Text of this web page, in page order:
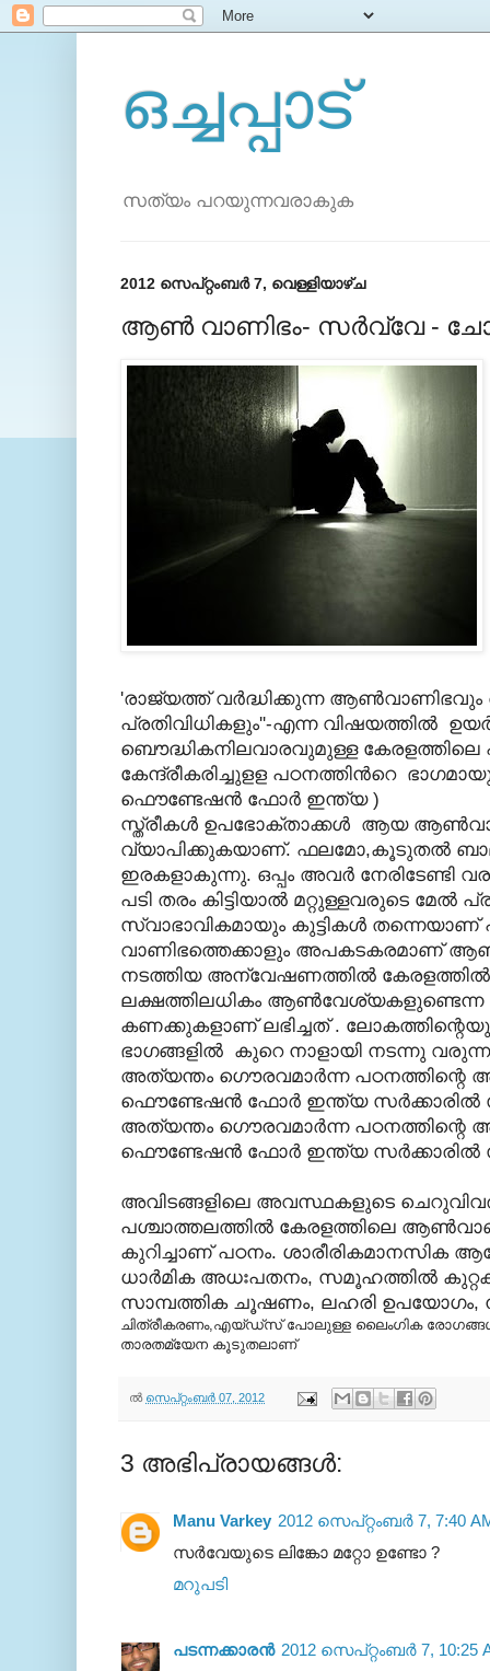
ഒച്ചപ്പാട്
സത്യം പറയുന്നവരാകുക
2012 സെപ്റ്റംബർ 7, വെള്ളിയാഴ്‌ച
ആണ്‍ വാണിഭം- സര്‍വ്വേ -
'രാജ്യത്ത് വര്‍ദ്ധിക്കുന്ന
പ്രതിവിധികളും''-എന്ന വിഷയത്തില്‍
ബൌദ്ധികനിലവാരവുമുള്ള കേരളത്തിലെ
കേന്ദ്രീകരിച്ചുളള പഠനത്തിന്‍റെ
ഫൌണ്ടേഷന്‍ ഫോര്‍ ഇന്ത്യ )
സ്ത്രീകള്‍ ഉപഭോക്താക്കള്‍ ആയ
വ്യാപിക്കുകയാണ്. ഫലമോ,കൂടുതല്‍
ഇരകളാകുന്നു. ഒപ്പം അവര്‍
പടി തരം കിട്ടിയാല്‍ മറ്റുള്ളവരുടെ മേല്‍
സ്വാഭാവികമായും കുട്ടികള്‍
വാണിഭത്തെക്കാളും അപകടകരമാണ്
നടത്തിയ അന്വേഷണത്തില്‍ കേരളത്തില്‍
ലക്ഷത്തിലധികം
കണക്കുകളാണ് ലഭിച്ചത് .
ഭാഗങ്ങളില്‍ കുറെ നാളായി നടന്നു
അത്യന്തം ഗൌരവമാര്‍ന്ന പഠനത്തിന്റെ
ഫൌണ്ടേഷന്‍ ഫോര്‍ ഇന്ത്യ സര്‍ക്കാരില്‍
അത്യന്തം ഗൌരവമാര്‍ന്ന പഠനത്തിന്റെ
ഫൌണ്ടേഷന്‍ ഫോര്‍ ഇന്ത്യ സര്‍ക്കാരില്‍
അവിടങ്ങളിലെ അവസ്ഥകളുടെ
പശ്ചാത്തലത്തില്‍ കേരളത്തിലെ
കുറിച്ചാണ് പഠനം. ശാരീരികമാനസിക
ധാര്‍മിക അധഃപതനം, സമൂഹത്തില്‍
സാമ്പത്തിക ചൂഷണം, ലഹരി ഉപയോഗം,
ചിത്രീകരണം,എയ്ഡ്സ് പോലുള്ള ലൈംഗിക
താരതമ്യേന കൂടുതലാണ്
ല്‍ സെപ്റ്റംബർ 07, 2012
3 അഭിപ്രായങ്ങൾ:
Manu Varkey 2012 സെപ്റ്റംബർ 7, 7:40
സര്‍വേയുടെ ലിങ്കോ മറ്റോ ഉണ്ടോ ?
മറുപടി
പടന്നക്കാരൻ 2012 സെപ്റ്റംബർ 7, 10:25